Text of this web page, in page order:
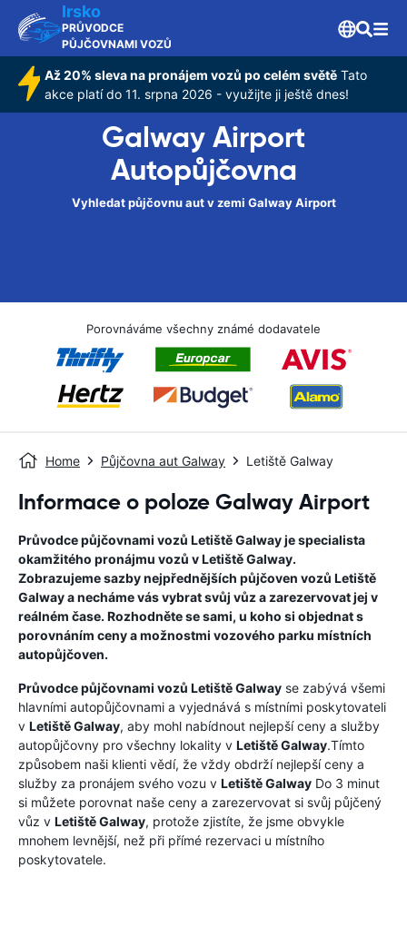
Irsko
PRŮVODCE
PŮJČOVNAMI VOZŮ
Až 20% sleva na pronájem vozů po celém světě Tato
akce platí do 11. srpna 2026 - využijte ji ještě dnes!
Galway Airport
Autopůjčovna
Vyhledat půjčovnu aut v zemi Galway Airport
Porovnáváme všechny známé dodavatele
Home Půjčovna aut Galway Letiště Galway
Informace o poloze Galway Airport
Průvodce půjčovnami vozů Letiště Galwayje specialista
okamžitého pronájmu vozů vLetiště Galway.
Zobrazujeme sazby nejpřednějších půjčoven vozů Letiště
Galwaya necháme vás vybrat svůj vůz a zarezervovat jej v
reálném čase. Rozhodněte se sami, u koho si objednat s
porovnáním ceny a možnostmi vozového parku místních
autopůjčoven.
Průvodce půjčovnami vozů Letiště Galway se zabývá všemi
hlavními autopůjčovnami a vyjednává s místními poskytovateli
v Letiště Galway, aby mohl nabídnout nejlepší ceny a služby
autopůjčovny pro všechny lokality v Letiště Galway.Tímto
způsobem naši klienti vědí, že vždy obdrží nejlepší ceny a
služby za pronájem svého vozu v Letiště Galway Do 3 minut
si můžete porovnat naše ceny a zarezervovat si svůj půjčený
vůz v Letiště Galway, protože zjistíte, že jsme obvykle
mnohem levnější, než při přímé rezervaci u místního
poskytovatele.